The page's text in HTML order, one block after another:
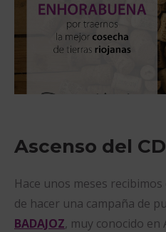
Ascenso del
Hace unos meses recibimos
de hacer una campaña de
BADAJOZ, muy conocido